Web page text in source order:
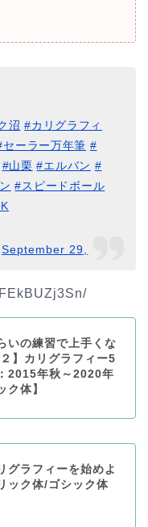
沼 #カリグラフィ
セーラー万年筆 #
#山栗 #エルバン #
#スピードボール
September 29,
いの練習で上手くな
】カリグラフィー5
2015年秋～2020年
ク体】
グラフィーを始めよ
ック体/ゴシック体